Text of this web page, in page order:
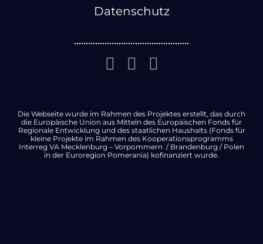
Datenschutz
Die Webseite wurde im Rahmen des Projektes erstellt, das durch
die Europäische Union aus Mitteln des Europäischen Fonds für
Regionale Entwicklung und des staatlichen Haushalts (Fonds für
kleine Projekte im Rahmen des Kooperationsprogramms
Interreg VA Mecklenburg – Vorpommern / Brandenburg / Polen
in der Euroregion Pomerania) kofinanziert wurde.